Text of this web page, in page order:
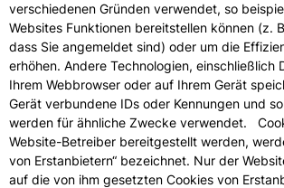
verschiedenen Gründen verwendet, so
Websites Funktionen bereitstellen können (z.
dass Sie angemeldet sind) oder um die
erhöhen. Andere Technologien, einschließlich
Ihrem Webbrowser oder auf Ihrem Gerät
Gerät verbundene IDs oder Kennungen und
werden für ähnliche Zwecke verwendet.
Website-Betreiber bereitgestellt werden,
von Erstanbietern“ bezeichnet. Nur der
auf die von ihm gesetzten Cookies von